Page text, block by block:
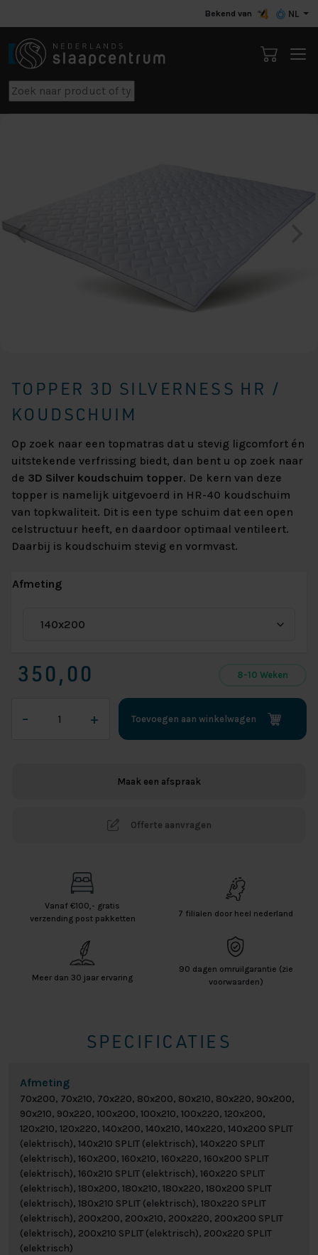
Bekend van NL
TOPPER 3D SILVERNESS HR /
KOUDSCHUIM
Op zoek naar een topmatras dat u stevig ligcomfort én
uitstekende verfrissing biedt, dan bent u op zoek naar
de 3D Silver koudschuim topper. De kern van deze
topper is namelijk uitgevoerd in HR-40 koudschuim
van topkwaliteit. Dit is een type schuim dat een open
celstructuur heeft, en daardoor optimaal ventileert.
Daarbij is koudschuim stevig en vormvast.
Afmeting
350,00 8-10 Weken
–
3D
+ Toevoegen aan winkelwagen
Maak een afspraak
Offerte aanvragen
Vanaf €100,- gratis
verzending post pakketten
7 filialen door heel nederland
Meer dan 30 jaar ervaring
90 dagen omruilgarantie (zie
voorwaarden)
SPECIFICATIES
Afmeting
70x200, 70x210, 70x220, 80x200, 80x210, 80x220, 90x200,
90x210, 90x220, 100x200, 100x210, 100x220, 120x200,
120x210, 120x220, 140x200, 140x210, 140x220, 140x200 SPLIT
(elektrisch), 140x210 SPLIT (elektrisch), 140x220 SPLIT
(elektrisch), 160x200, 160x210, 160x220, 160x200 SPLIT
(elektrisch), 160x210 SPLIT (elektrisch), 160x220 SPLIT
(elektrisch), 180x200, 180x210, 180x220, 180x200 SPLIT
(elektrisch), 180x210 SPLIT (elektrisch), 180x220 SPLIT
(elektrisch), 200x200, 200x210, 200x220, 200x200 SPLIT
(elektrisch), 200x210 SPLIT (elektrisch), 200x220 SPLIT
(elektrisch)